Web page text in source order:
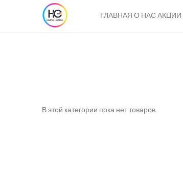
ГЛАВНАЯО НАСАКЦИИ
Главная
В этой категории пока нет товаров.